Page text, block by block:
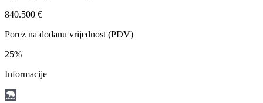
840.500 €
Porez na dodanu vrijednost (PDV)
25%
Informacije